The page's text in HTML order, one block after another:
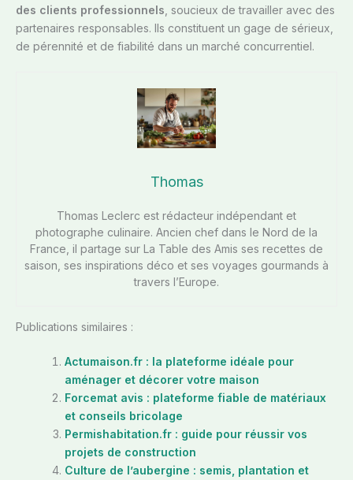
des clients professionnels , soucieux de travailler avec des
partenaires responsables. Ils constituent un gage de sérieux,
de pérennité et de fiabilité dans un marché concurrentiel.
Thomas
Thomas Leclerc est rédacteur indépendant et
photographe culinaire. Ancien chef dans le Nord de la
France, il partage sur La Table des Amis ses recettes de
saison, ses inspirations déco et ses voyages gourmands à
travers l’Europe.
Publications similaires :
Actumaison.fr : la plateforme idéale pour
aménager et décorer votre maison
Forcemat avis : plateforme fiable de matériaux
et conseils bricolage
Permishabitation.fr : guide pour réussir vos
projets de construction
Culture de l’aubergine : semis, plantation et